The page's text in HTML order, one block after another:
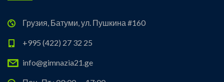
Грузия, Батуми, ул. Пушкина #160
+995 (422) 27 32 25
info@gimnazia21.ge